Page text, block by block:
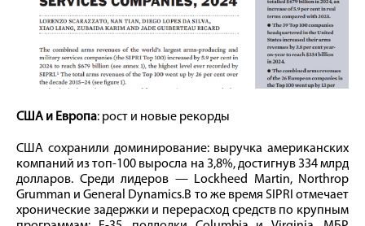
США и Европа: рост и новые рекорды
США сохранили доминирование: выручка американских
компаний из топ-100 выросла на 3,8%, достигнув 334 млрд
долларов. Среди лидеров — Lockheed Martin, Northrop
Grumman и General Dynamics.В то же время SIPRI отмечает
хронические задержки и перерасход средств по крупным